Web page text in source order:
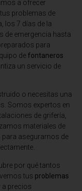
a ofrecer
problemas de
los 7 días de la
de emergencia hasta
para
de fontaneros
un servicio de
o necesitas una
Somos expertos en
de grifería,
materiales de
asegurarnos de
por qué tantos
tus problemas
a precios